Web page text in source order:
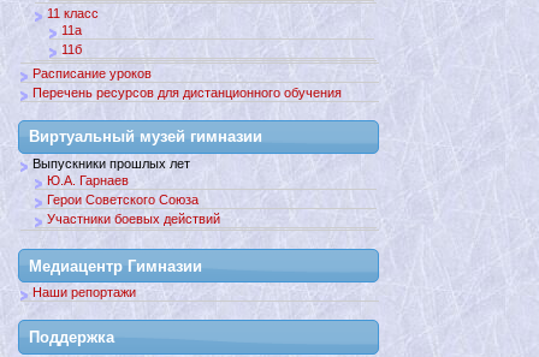
11 класс
11а
11б
Расписание уроков
Перечень ресурсов для дистанционного обучения
Виртуальный музей гимназии
Выпускники прошлых лет
Ю.А. Гарнаев
Герои Советского Союза
Участники боевых действий
Медиацентр Гимназии
Наши репортажи
Поддержкa